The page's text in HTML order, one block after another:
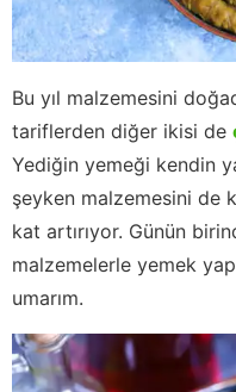
Bu yıl malzemesini
tariflerden diğer ikisi de
Yediğin yemeği kendin
şeyken malzemesini de
kat artırıyor. Günün
malzemelerle yemek
umarım.